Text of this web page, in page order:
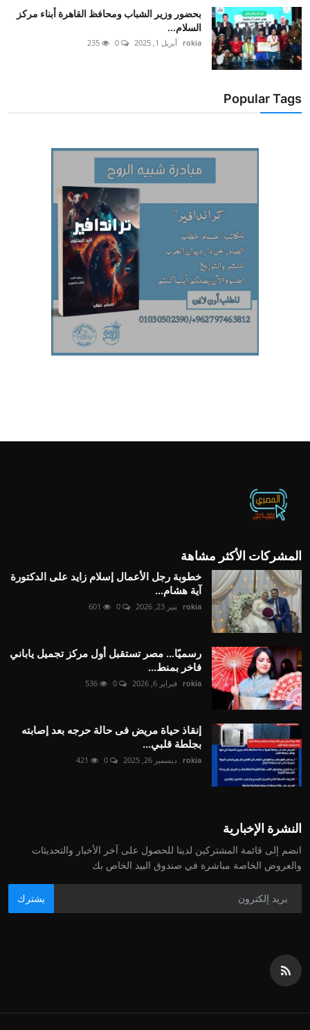
بحضور وزير الشباب ومحافظ القاهرة أبناء مركز
السلام...
rokia أبريل 1, 2025
Popular Tags
المشركات الأكثر مشاهة
خطوبة رجل الأعمال إسلام زايد على الدكتورة
آية هشام...
rokia ينير 23, 2026
رسميًا… مصر تستقبل أول مركز تجميل ياباني
فاخر بمنط...
rokia فبراير 6, 2026
إنقاذ حياة مريض فى حالة حرجه بعد إصابته
بجلطة قلبي...
rokia ديسمبر 26, 2025
النشرة الإخبارية
انضم إلى قائمة المشتركين لدينا للحصول على آخر الأخبار والتحديثات
والعروض الخاصة مباشرة في صندوق البيد الخاص بك
يشترك